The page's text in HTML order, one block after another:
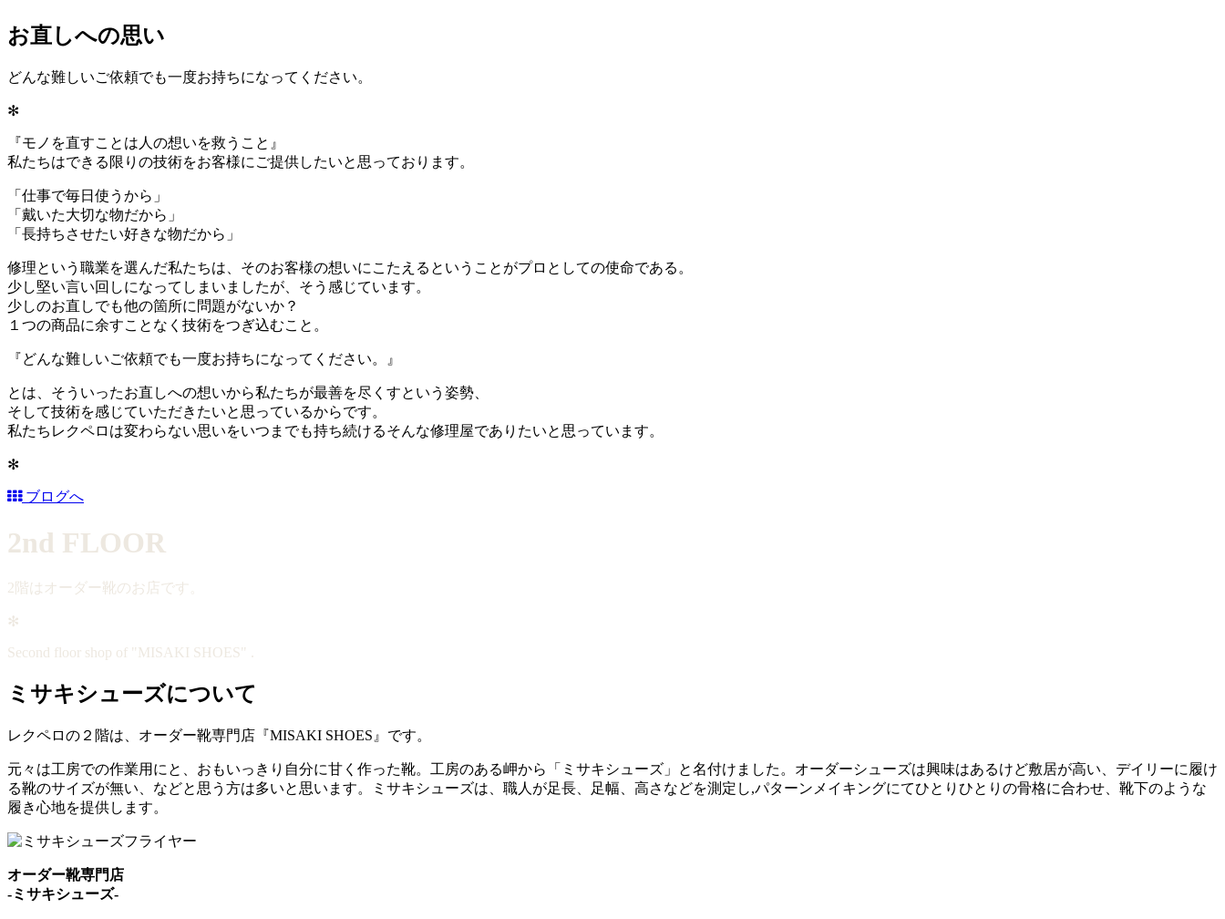
お直しへの思い
どんな難しいご依頼でも一度お持ちになってください。
✻
『モノを直すことは人の想いを救うこと』
私たちはできる限りの技術をお客様にご提供したいと思っております。
「仕事で毎日使うから」
「戴いた大切な物だから」
「長持ちさせたい好きな物だから」
修理という職業を選んだ私たちは、そのお客様の想いにこたえるということがプロとしての使命である。
少し堅い言い回しになってしまいましたが、そう感じています。
少しのお直しでも他の箇所に問題がないか？
１つの商品に余すことなく技術をつぎ込むこと。
『どんな難しいご依頼でも一度お持ちになってください。』
とは、そういったお直しへの想いから私たちが最善を尽くすという姿勢、
そして技術を感じていただきたいと思っているからです。
私たちレクペロは変わらない思いをいつまでも持ち続けるそんな修理屋でありたいと思っています。
✻
ブログへ
2nd FLOOR
2階はオーダー靴のお店です。
✻
Second floor shop of "MISAKI SHOES" .
ミサキシューズについて
レクペロの２階は、オーダー靴専門店『MISAKI SHOES』です。
元々は工房での作業用にと、おもいっきり自分に甘く作った靴。工房のある岬から「ミサキシューズ」と名付けました。オーダーシューズは興味はあるけど敷居が高い、デイリーに履け
る靴のサイズが無い、などと思う方は多いと思います。ミサキシューズは、職人が足長、足幅、高さなどを測定し,パターンメイキングにてひとりひとりの骨格に合わせ、靴下のような
履き心地を提供します。
オーダー靴専門店
-ミサキシューズ-